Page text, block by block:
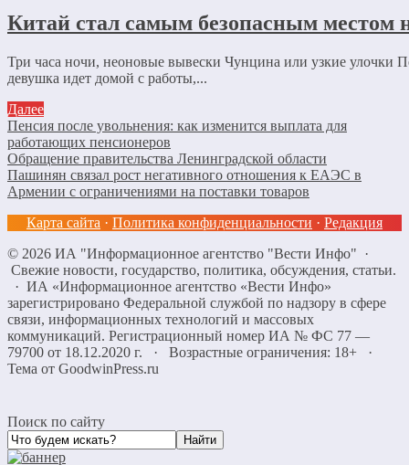
Китай стал самым безопасным местом
Три часа ночи, неоновые вывески Чунцина или узкие улочки
девушка идет домой с работы,...
Далее
Пенсия после увольнения: как изменится выплата для
работающих пенсионеров
Обращение правительства Ленинградской области
Пашинян связал рост негативного отношения к ЕАЭС в
Армении с ограничениями на поставки товаров
Карта сайта · Политика конфиденциальности · Редакция
© 2026 ИА "Информационное агентство "Вести Инфо" ·
Свежие новости, государство, политика, обсуждения, статьи.
· ИА «Информационное агентство «Вести Инфо»
зарегистрировано Федеральной службой по надзору в сфере
связи, информационных технологий и массовых
коммуникаций. Регистрационный номер ИА № ФС 77 —
79700 от 18.12.2020 г. · Возрастные ограничения: 18+
·
Тема от GoodwinPress.ru
Поиск по сайту